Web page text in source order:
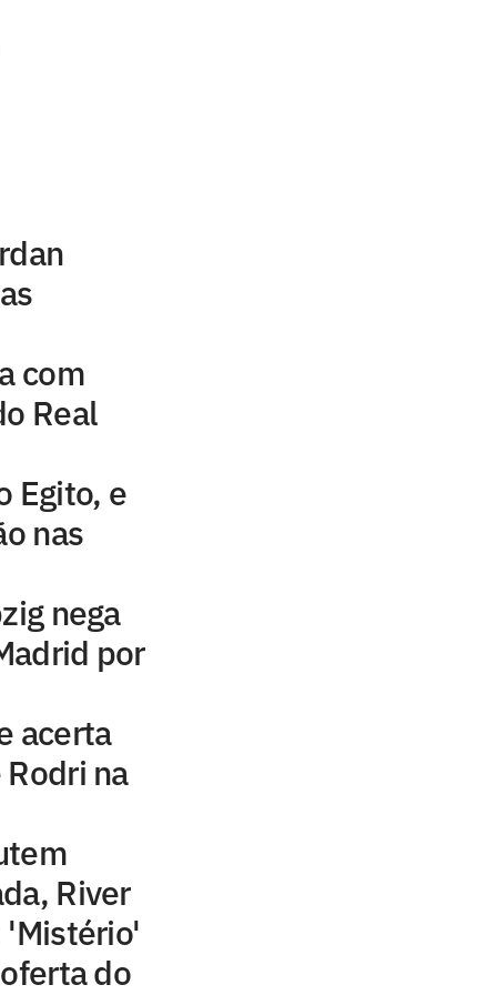
com
Real
Egito, e
nas
nega
por
acerta
na
River
'Mistério'
do